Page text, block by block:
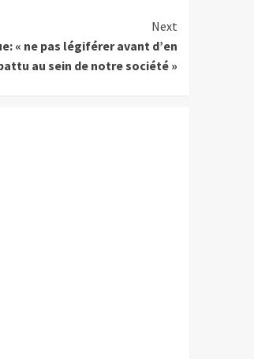
Next
« ne pas légiférer avant d’en
au sein de notre société »